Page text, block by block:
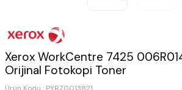
Xerox WorkCentre 7425
Orijinal Fotokopi Toner